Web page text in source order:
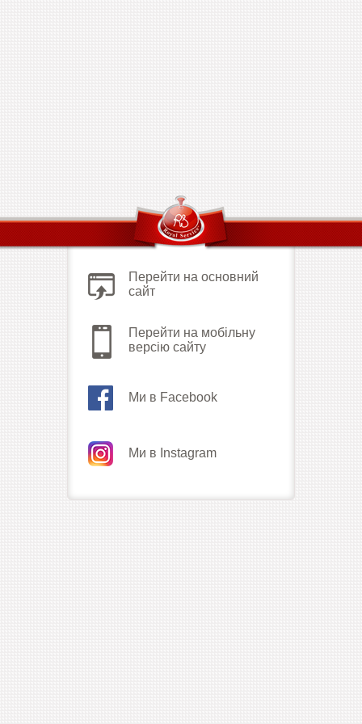
Перейти на основний
сайт
Перейти на мобільну
версію сайту
Ми в Facebook
Ми в Instagram